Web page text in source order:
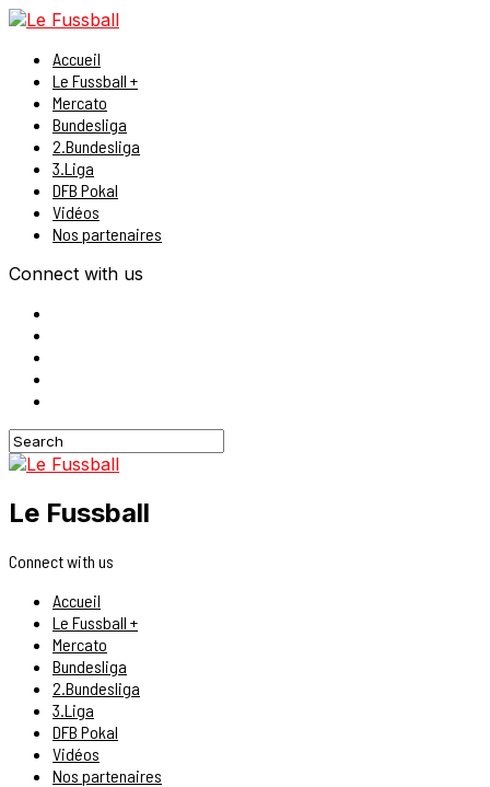
Accueil
Le Fussball +
Mercato
Bundesliga
2.Bundesliga
3.Liga
DFB Pokal
Vidéos
Nos partenaires
Connect with us
Le Fussball
Connect with us
Accueil
Le Fussball +
Mercato
Bundesliga
2.Bundesliga
3.Liga
DFB Pokal
Vidéos
Nos partenaires